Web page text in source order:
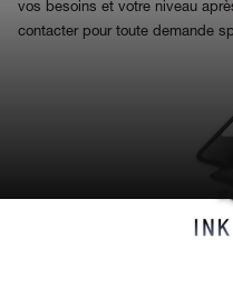
vos besoins et votre niveau
contacter pour toute demande